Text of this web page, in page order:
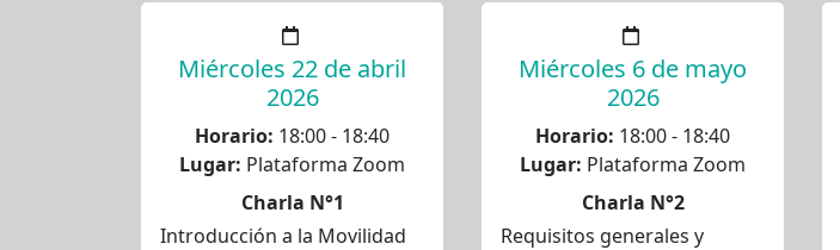
Miércoles 22 de abril
2026
Horario: 18:00 - 18:40
Lugar: Plataforma Zoom
Charla N°1
Introducción a la Movilidad
Miércoles 6 de mayo
2026
Horario: 18:00 - 18:40
Lugar: Plataforma Zoom
Charla N°2
Requisitos generales y